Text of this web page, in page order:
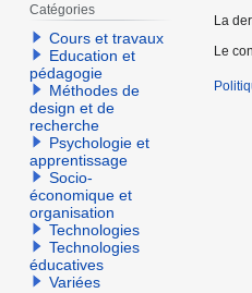
Catégories
Cours et travaux
Education et
pédagogie
Méthodes de
design et de
recherche
Psychologie et
apprentissage
Socio-
économique et
organisation
Technologies
Technologies
éducatives
Variées
La
Le